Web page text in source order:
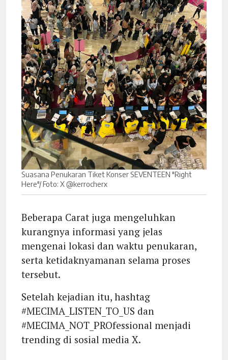
Suasana Penukaran Tiket Konser SEVENTEEN "Right
Here"/ Foto: X @kerrocherx
Beberapa Carat juga mengeluhkan
kurangnya informasi yang jelas
mengenai lokasi dan waktu penukaran,
serta ketidaknyamanan selama proses
tersebut.
Setelah kejadian itu, hashtag
#MECIMA_LISTEN_TO_US dan
#MECIMA_NOT_PROfessional menjadi
trending di sosial media X.